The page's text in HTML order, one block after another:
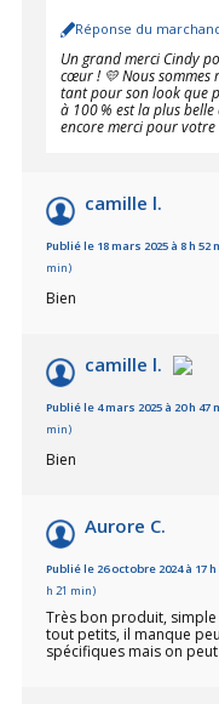
Réponse du
Un grand merci Cindy
cœur ! 💛 Nous
tant pour son look que
à 100 % est la plus
encore merci pour
camille l.
Publié le 18 mars 2025 à 8 h 52
min)
Bien
camille l.
Publié le 4 mars 2025 à 20 h 47
min)
Bien
Aurore C.
Publié le 26 octobre 2024 à 17 h
h 21 min)
Très bon produit,
tout petits, il manque
spécifiques mais on peut